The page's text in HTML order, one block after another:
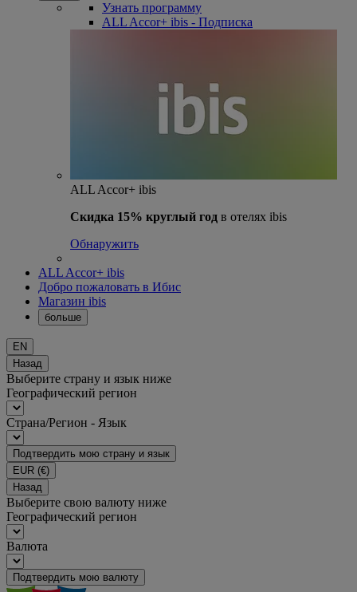
Узнать программу
ALL Accor+ ibis - Подписка
ALL Accor+ ibis
Скидка 15% круглый год в отелях ibis
Обнаружить
ALL Accor+ ibis
Добро пожаловать в Ибис
Магазин ibis
больше
EN
Назад
Выберите страну и язык ниже
Географический регион
Страна/Регион - Язык
Подтвердить мою страну и язык
EUR (€)
Назад
Выберите свою валюту ниже
Географический регион
Валюта
Подтвердить мою валюту